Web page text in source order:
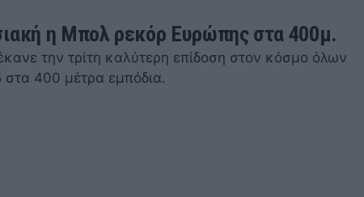
η Μπολ ρεκόρ Ευρώπης στα 400μ.
την τρίτη καλύτερη επίδοση στον κόσμο όλων
400 μέτρα εμπόδια.